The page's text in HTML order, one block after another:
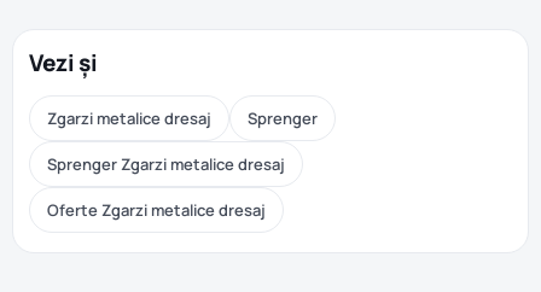
Vezi și
Zgarzi metalice dresaj Sprenger
Sprenger Zgarzi metalice dresaj
Oferte Zgarzi metalice dresaj